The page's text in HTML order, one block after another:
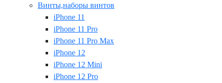
Винты,наборы винтов
iPhone 11
iPhone 11 Pro
iPhone 11 Pro Max
iPhone 12
iPhone 12 Mini
iPhone 12 Pro